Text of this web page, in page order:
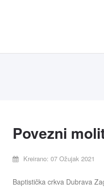
Kreirano: 07 Ožujak 2021
Baptistička crkva Dubrava